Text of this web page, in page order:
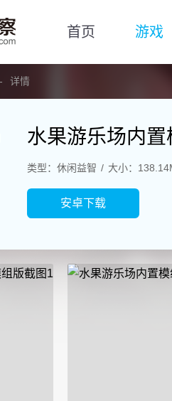
首页 游戏
详情
水果游乐场内置
类型：休闲益智 大小：
安卓下载